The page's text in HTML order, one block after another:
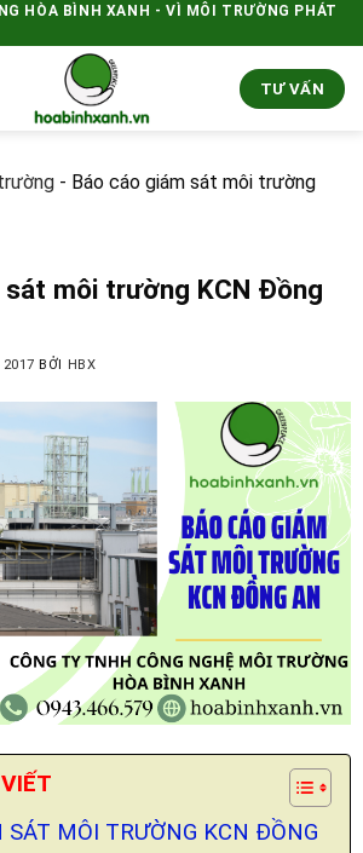
HÒA BÌNH XANH - VÌ MÔI TRƯỜNG PHÁT
TƯ VẤN
- Báo cáo giám sát môi trường
sát môi trường KCN Đồng
2017 BỞI HBX
SÁT MÔI TRƯỜNG KCN ĐỒNG